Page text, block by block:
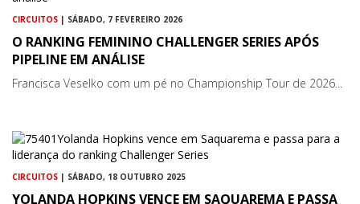
CIRCUITOS | SÁBADO, 7 FEVEREIRO 2026
O RANKING FEMININO CHALLENGER SERIES APÓS
PIPELINE EM ANÁLISE
Francisca Veselko com um pé no Championship Tour de 2026...
CIRCUITOS | SÁBADO, 18 OUTUBRO 2025
YOLANDA HOPKINS VENCE EM SAQUAREMA E PASSA